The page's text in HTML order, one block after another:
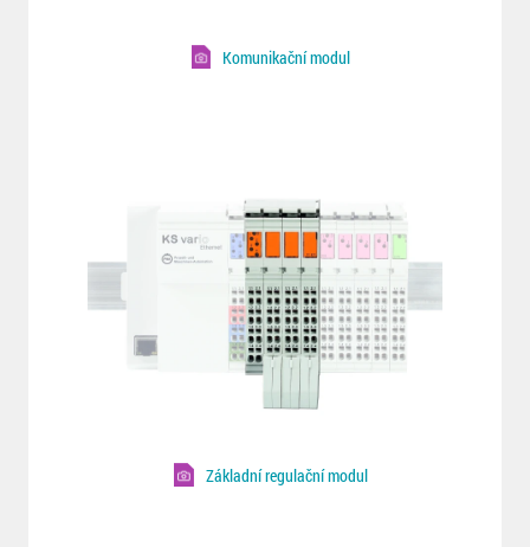
Komunikační modul
Základní regulační modul